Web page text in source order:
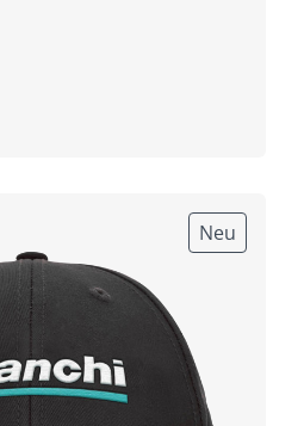
Neu